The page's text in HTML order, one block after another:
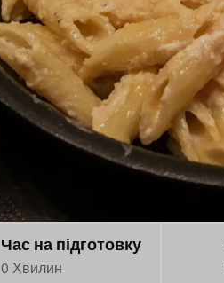
Час на підготовку
0 Хвилин